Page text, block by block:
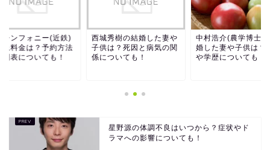
シンフォニー(近鉄)
急料金は？予約方法
刻表についても！
西城秀樹の結婚した妻や
子供は？死因と病気の関
係についても！
中村浩介(農学博士)
婚した妻や子供は？
や学歴についても！
星野源の体調不良はいつから？症状やド
ラマへの影響についても！